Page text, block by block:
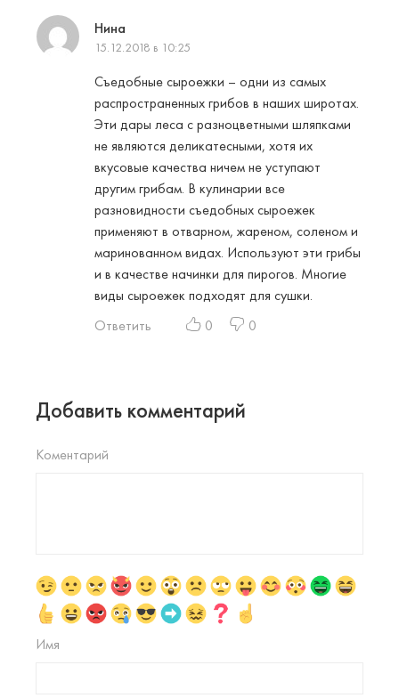
Нина
15.12.2018 в 10:25
Съедобные сыроежки – одни из самых
распространенных грибов в наших широтах.
Эти дары леса с разноцветными шляпками
не являются деликатесными, хотя их
вкусовые качества ничем не уступают
другим грибам. В кулинарии все
разновидности съедобных сыроежек
применяют в отварном, жареном, соленом и
маринованном видах. Используют эти грибы
и в качестве начинки для пирогов. Многие
виды сыроежек подходят для сушки.
Ответить
0 0
Добавить комментарий
Коментарий
Имя